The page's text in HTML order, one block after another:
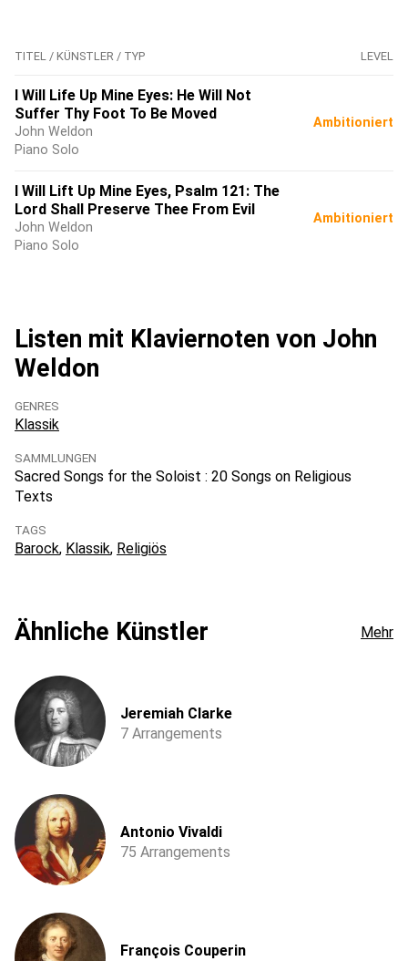
TITEL / KÜNSTLER / TYP LEVEL
I Will Life Up Mine Eyes: He Will Not
Suffer Thy Foot To Be Moved
John Weldon
Piano Solo
Ambitioniert
I Will Lift Up Mine Eyes, Psalm 121: The
Lord Shall Preserve Thee From Evil
John Weldon
Piano Solo
Ambitioniert
Listen mit Klaviernoten von John
Weldon
GENRES
Klassik
SAMMLUNGEN
Sacred Songs for the Soloist : 20 Songs on Religious
Texts
TAGS
Barock Klassik Religiös
Ähnliche Künstler Mehr
Jeremiah Clarke
7 Arrangements
Antonio Vivaldi
75 Arrangements
François Couperin